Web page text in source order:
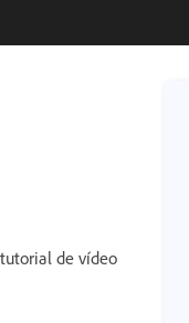
de vídeo